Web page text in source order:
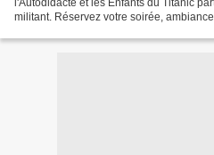
militant. Réservez votre soirée,